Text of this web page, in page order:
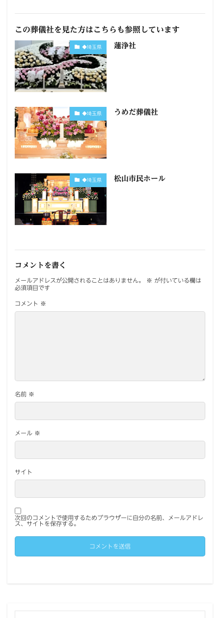
この葬儀社を見た方はこちらも参照しています
◆埼玉県 蓮浄社
◆埼玉県 うめだ葬儀社
◆埼玉県 松山市民ホール
コメントを書く
メールアドレスが公開されることはありません。 ※ が付いている欄は
必須項目です
コメント ※
名前 ※
メール ※
サイト
次回のコメントで使用するためブラウザーに自分の名前、メールアドレ
ス、サイトを保存する。